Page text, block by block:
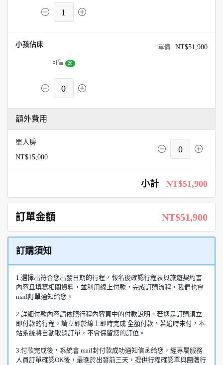
1
小孩佔床 NT$51,900
可售 20
0
額外費用
單人房
NT$15,000
0
小計 NT$51,900
訂單金額 NT$51,900
訂購須知
1.選擇出符合您出發日期的行程，報名後確認行程表與旅遊契約書
內容且填寫相關資料，並利用線上付款，完成訂購流程，我們也會
mail訂單通知給您。
2.詳細付款內容請依照行程內容頁中的付款說明。若您是訂購須立
即付款的行程，請立即於線上即時完成 全額付款，若逾時未付，本
站系統將自動取消訂單，不會保留您的訂位。
3.付款完成後，系統會 mail封付款成功通知信函給您，經專屬服務
人員訂單確認OK後，最晚於出發前三天，提供行程確認單與團體行